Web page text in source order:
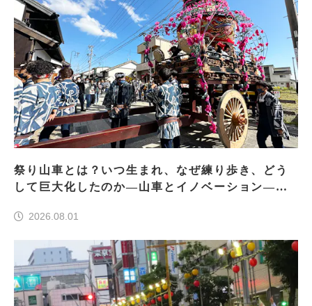
祭り山車とは？いつ生まれ、なぜ練り歩き、どう
して巨大化したのか―山車とイノベーション―＜
2026.08.01